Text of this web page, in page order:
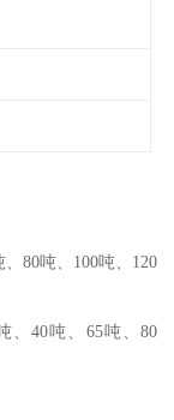
80吨、100吨、120
、40吨、65吨、80